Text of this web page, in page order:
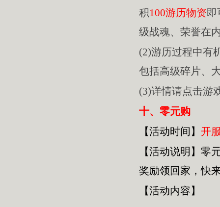
积100游历物资即
级战魂、荣誉在
(2)游历过程中有
包括高级碎片、
(3)详情请点击游
十、零元购
【活动时间】 开
【活动说明 】 零
奖励领回家，快
【活动内容】